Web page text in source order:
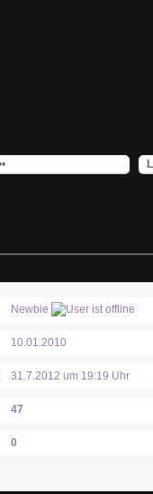
Newbie
10.01.2010
31.7.2012 um 19:19 Uhr
47
0